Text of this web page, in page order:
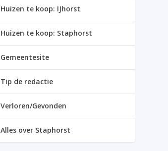
Huizen te koop: IJhorst
Huizen te koop: Staphorst
Gemeentesite
Tip de redactie
Verloren/Gevonden
Alles over Staphorst